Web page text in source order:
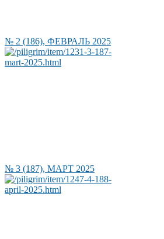
№ 2 (186), ФЕВРАЛЬ 2025
№ 3 (187), МАРТ 2025